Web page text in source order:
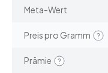
Meta-Wert
Preis pro Gramm
Prämie